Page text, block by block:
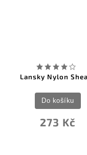
Lansky Nylon
273 Kč
Do košíku